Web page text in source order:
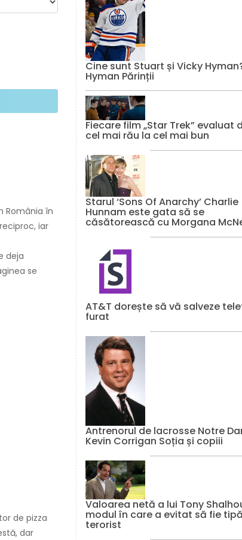
România în
iar
deja
se
de pizza
dar
Cine sunt Stuart și Vicky
Hyman Părinții
Fiecare film „Star Trek” evaluat
cel mai rău la cel mai bun
Starul ‘Sons Of Anarchy’ Charlie
Hunnam este gata să se
căsătorească cu Morgana
AT&T dorește să vă salveze
furat
Antrenorul de lacrosse Notre
Kevin Corrigan Soția și copiii
Valoarea netă a lui Tony
modul în care a evitat să fie
terorist